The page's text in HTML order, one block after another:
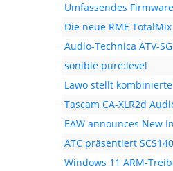
Umfassendes
Die neue RME
Audio-Technica ATV-
sonible pure:level
Lawo stellt
Tascam CA-XLR2d
EAW announces New
ATC präsentiert
Windows 11 ARM-